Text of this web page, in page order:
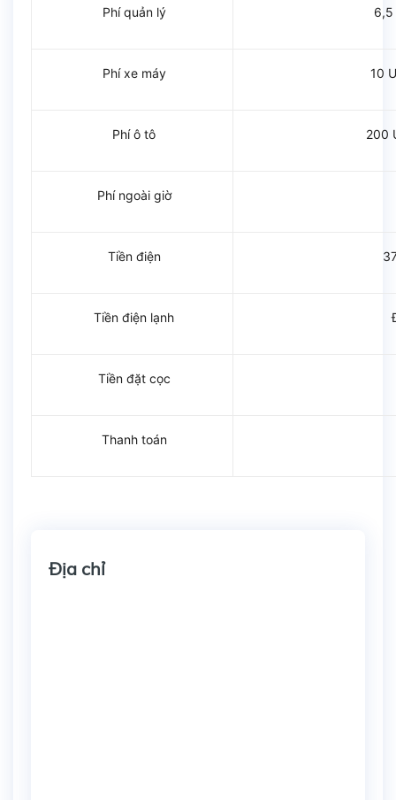
Phí quản lý 6,5
Phí xe máy 10
Phí ô tô 200
Phí ngoài giờ
Tiền điện
Tiền điện lạnh
Tiền đặt cọc
Thanh toán
Địa chỉ